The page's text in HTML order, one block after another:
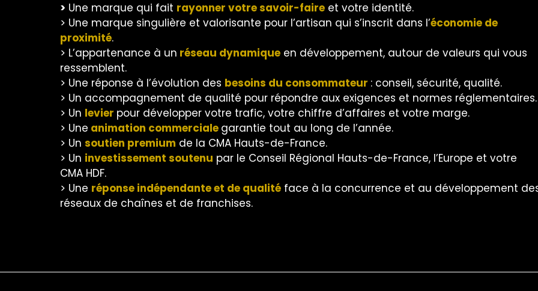
> Une marque qui fait rayonner votre savoir-faire et votre identité.
> Une marque singulière et valorisante pour l’artisan qui s’inscrit dans l’économie de
proximité.
> L’appartenance à un réseau dynamique en développement, autour de valeurs qui vous
ressemblent.
> Une réponse à l’évolution des besoins du consommateur : conseil, sécurité, qualité.
> Un accompagnement de qualité pour répondre aux exigences et normes réglementaires.
> Un levier pour développer votre trafic, votre chiffre d’affaires et votre marge.
> Une animation commerciale garantie tout au long de l’année.
> Un soutien premium de la CMA Hauts-de-France.
> Un investissement soutenu par le Conseil Régional Hauts-de-France, l’Europe et votre
CMA HDF.
> Une réponse indépendante et de qualité face à la concurrence et au développement
réseaux de chaînes et de franchises.